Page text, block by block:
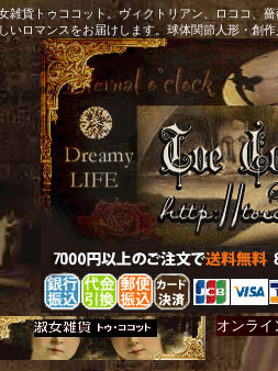
雑貨トゥココット。ヴィクトリアン、ロココ、
いロマンスをお届けします。球体関節人形・創
オンライ